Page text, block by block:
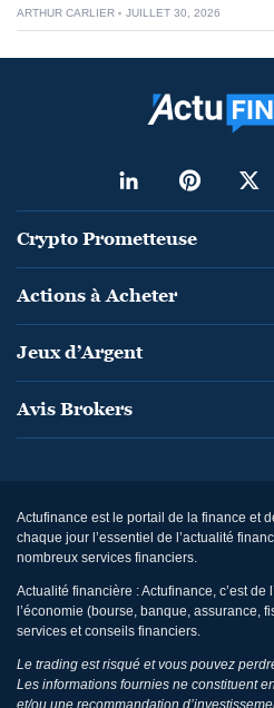
ARTHUR CARLIER JUILLET 30, 2026
Crypto Prometteuse
Actions à Acheter
Jeux d’Argent
Avis Brokers
Actufinance est le portail de la finance et
chaque jour l’essentiel de l’actualité
nombreux services financiers.
Actualité financière : Actufinance, c’est de
l’économie (bourse, banque, assurance,
services et conseils financiers.
Le trading est risqué et vous pouvez
Les informations fournies ne constituent
et/ou une recommandation